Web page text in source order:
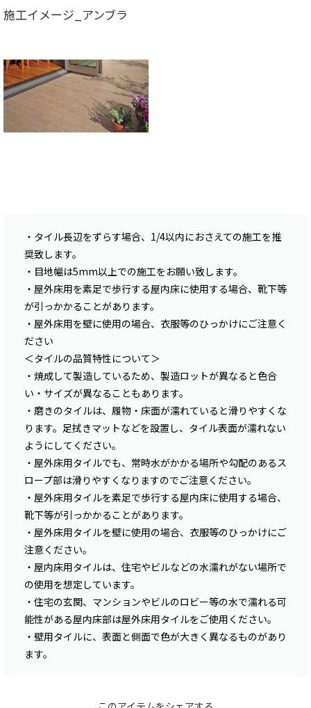
施工イメージ_アンブラ
・タイル長辺をずらす場合、1/4以内におさえての施工を推
奨致します。
・目地幅は5mm以上での施工をお願い致します。
・屋外床用を素足で歩行する屋内床に使用する場合、靴下等
が引っかかることがあります。
・屋外床用を壁に使用の場合、衣服等のひっかけにご注意く
ださい
＜タイルの品質特性について＞
・焼成して製造しているため、製造ロットが異なると色合
い・サイズが異なることもあります。
・磨きのタイルは、履物・床面が濡れていると滑りやすくな
ります。足拭きマットなどを設置し、タイル表面が濡れない
ようにしてください。
・屋外床用タイルでも、常時水がかかる場所や勾配のあるス
ロープ部は滑りやすくなりますのでご注意ください。
・屋外床用タイルを素足で歩行する屋内床に使用する場合、
靴下等が引っかかることがあります。
・屋外床用タイルを壁に使用の場合、衣服等のひっかけにご
注意ください。
・屋内床用タイルは、住宅やビルなどの水濡れがない場所で
の使用を想定しています。
・住宅の玄関、マンションやビルのロビー等の水で濡れる可
能性がある屋内床部は屋外床用タイルをご使用ください。
・壁用タイルに、表面と側面で色が大きく異なるものがあり
ます。